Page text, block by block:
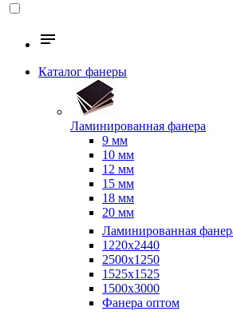
Каталог фанеры
Ламинированная фанера
9 мм
10 мм
12 мм
15 мм
18 мм
20 мм
Ламинированная
1220x2440
2500x1250
1525x1525
1500x3000
Фанера оптом